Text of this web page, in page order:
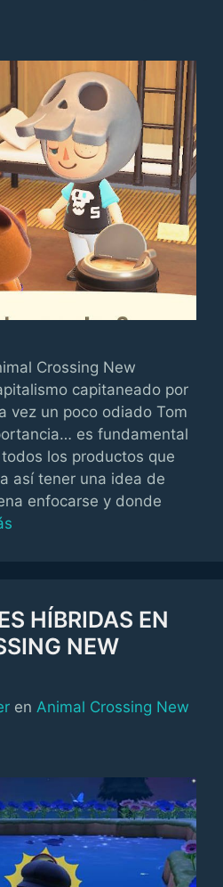
Crossing New
capitaneado por
vez un poco odiado Tom
es fundamental
los productos que
así tener una idea de
enfocarse y donde
HÍBRIDAS EN
NEW
en Categorías
Animal Crossing New